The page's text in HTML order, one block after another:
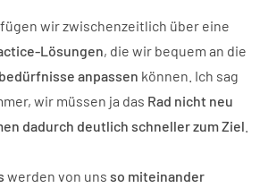
wir zwischenzeitlich über eine
Lösungen, die wir bequem an die
anpassen können. Ich sag
wir müssen ja das Rad nicht neu
dadurch deutlich schneller zum Ziel
werden von uns so miteinander